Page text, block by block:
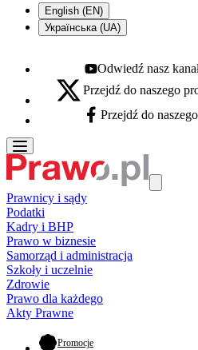
English (EN)
Українська (UA)
Youtube - otwiera się w
Odwiedź nasz
X - otwiera się w nowej karcie
Przejdź do naszego
Facebook - otwiera się w
Przejdź do
Prawnicy i sądy
Podatki
Kadry i BHP
Prawo w biznesie
Samorząd i administracja
Szkoły i uczelnie
Zdrowie
Prawo dla każdego
Akty Prawne
Promocje- otwiera się w nowej karcie